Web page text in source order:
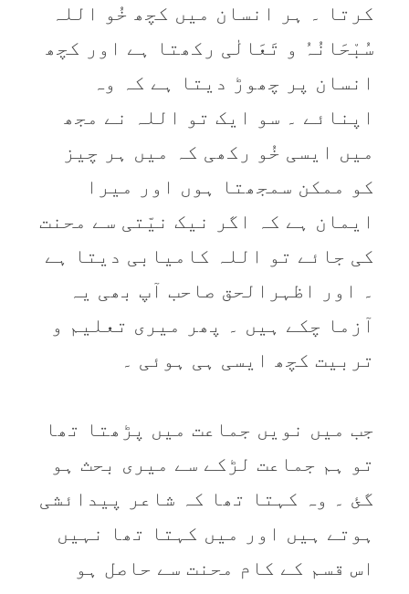
کرتا ۔ ہر انسان میں کچھ خُو اللہ
سُبْحَانُہُ و تَعَالٰی رکھتا ہے اور کچھ
انسان پر چھوڑ دیتا ہے کہ وہ
اپنائے ۔ سو ایک تو اللہ نے مجھ
میں ایسی خُو رکھی کہ میں ہر چیز
کو ممکن سمجھتا ہوں اور میرا
ایمان ہے کہ اگر نیک نیّتی سے محنت
کی جائے تو اللہ کامیابی دیتا ہے
۔ اور اظہرالحق صاحب آپ بھی یہ
آزما چکے ہیں ۔ پھر میری تعلیم و
تربیت کچھ ایسی ہی ہوئی ۔
جب میں نویں جماعت میں پڑھتا تھا
تو ہم جماعت لڑکے سے میری بحث ہو
گئ ۔ وہ کہتا تھا کہ شاعر پیدائشی
ہوتے ہیں اور میں کہتا تھا نہیں
اس قسم کے کام محنت سے حاصل ہو